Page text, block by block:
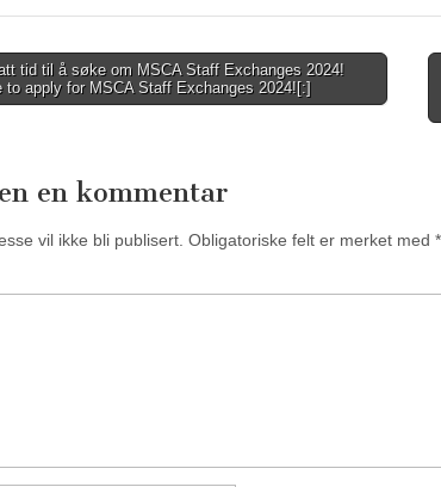
tid til å søke om MSCA Staff Exchanges 2024!
to apply for MSCA Staff Exchanges 2024![:]
en kommentar
vil ikke bli publisert. Obligatoriske felt er merket med *